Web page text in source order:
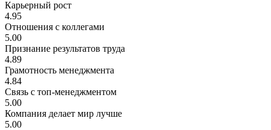
Карьерный рост
4.95
Отношения с коллегами
5.00
Признание результатов труда
4.89
Грамотность менеджмента
4.84
Связь с топ-менеджментом
5.00
Компания делает мир лучше
5.00